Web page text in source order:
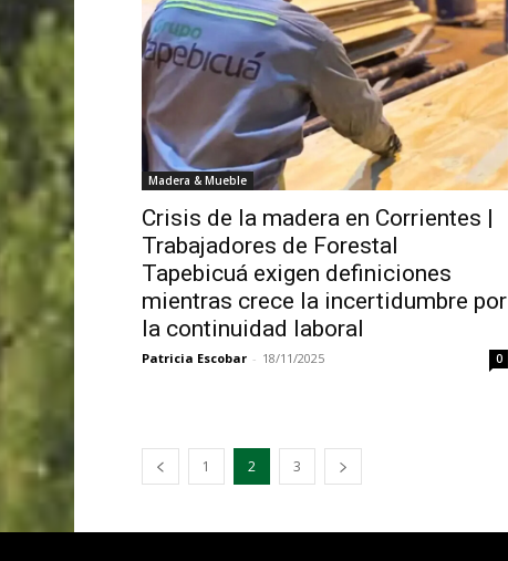
Madera & Mueble
Crisis de la madera en Corrientes |
Trabajadores de Forestal
Tapebicuá exigen definiciones
mientras crece la incertidumbre por
la continuidad laboral
Patricia Escobar - 18/11/2025 0
1 2 3